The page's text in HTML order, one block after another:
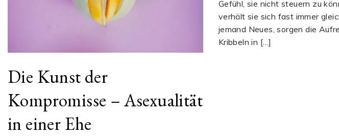
Gefühl, sie nicht steuern zu
verhält sie sich fast immer
jemand Neues, sorgen die
Kribbeln in […]
Die Kunst der
Kompromisse – Asexualität
in einer Ehe